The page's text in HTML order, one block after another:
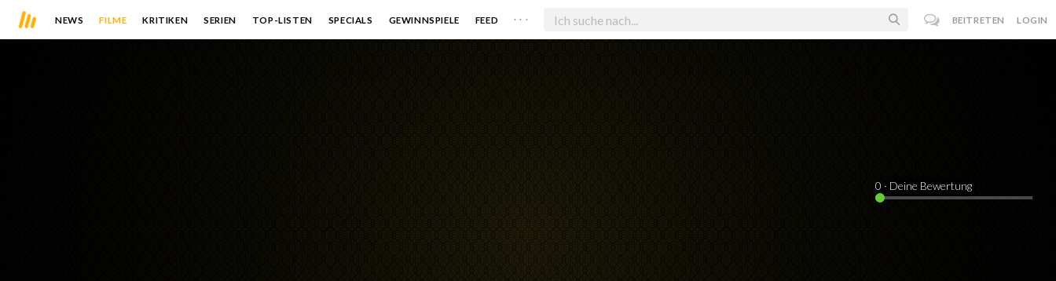
NEWS FILME KRITIKEN SERIEN TOP-LISTEN SPECIALS GEWINNSPIELE FEED . . . BEITRETEN LOGIN
0 · Deine Bewertung